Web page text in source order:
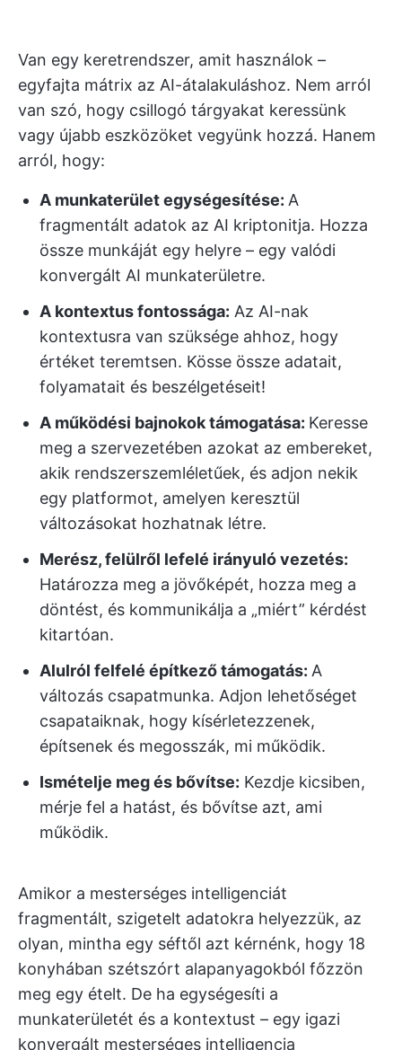
Van egy keretrendszer, amit használok –
egyfajta mátrix az AI-átalakuláshoz. Nem arról
van szó, hogy csillogó tárgyakat keressünk
vagy újabb eszközöket vegyünk hozzá. Hanem
arról, hogy:
A munkaterület egységesítése: A
fragmentált adatok az AI kriptonitja. Hozza
össze munkáját egy helyre – egy valódi
konvergált AI munkaterületre.
A kontextus fontossága: Az AI-nak
kontextusra van szüksége ahhoz, hogy
értéket teremtsen. Kösse össze adatait,
folyamatait és beszélgetéseit!
A működési bajnokok támogatása: Keresse
meg a szervezetében azokat az embereket,
akik rendszerszemléletűek, és adjon nekik
egy platformot, amelyen keresztül
változásokat hozhatnak létre.
Merész, felülről lefelé irányuló vezetés:
Határozza meg a jövőképét, hozza meg a
döntést, és kommunikálja a „miért” kérdést
kitartóan.
Alulról felfelé építkező támogatás: A
változás csapatmunka. Adjon lehetőséget
csapataiknak, hogy kísérletezzenek,
építsenek és megosszák, mi működik.
Ismételje meg és bővítse: Kezdje kicsiben,
mérje fel a hatást, és bővítse azt, ami
működik.
Amikor a mesterséges intelligenciát
fragmentált, szigetelt adatokra helyezzük, az
olyan, mintha egy séftől azt kérnénk, hogy 18
konyhában szétszórt alapanyagokból főzzön
meg egy ételt. De ha egységesíti a
munkaterületét és a kontextust – egy igazi
konvergált mesterséges intelligencia